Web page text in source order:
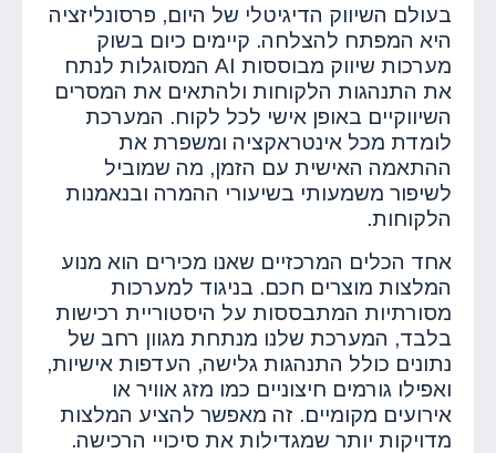
בעולם השיווק הדיגיטלי של היום, פרסונליזציה
היא המפתח להצלחה. קיימים כיום בשוק
מערכות שיווק מבוססות AI המסוגלות לנתח
את התנהגות הלקוחות ולהתאים את המסרים
השיווקיים באופן אישי לכל לקוח. המערכת
לומדת מכל אינטראקציה ומשפרת את
ההתאמה האישית עם הזמן, מה שמוביל
לשיפור משמעותי בשיעורי ההמרה ובנאמנות
הלקוחות.
אחד הכלים המרכזיים שאנו מכירים הוא מנוע
המלצות מוצרים חכם. בניגוד למערכות
מסורתיות המתבססות על היסטוריית רכישות
בלבד, המערכת שלנו מנתחת מגוון רחב של
נתונים כולל התנהגות גלישה, העדפות אישיות,
ואפילו גורמים חיצוניים כמו מזג אוויר או
אירועים מקומיים. זה מאפשר להציע המלצות
מדויקות יותר שמגדילות את סיכויי הרכישה.